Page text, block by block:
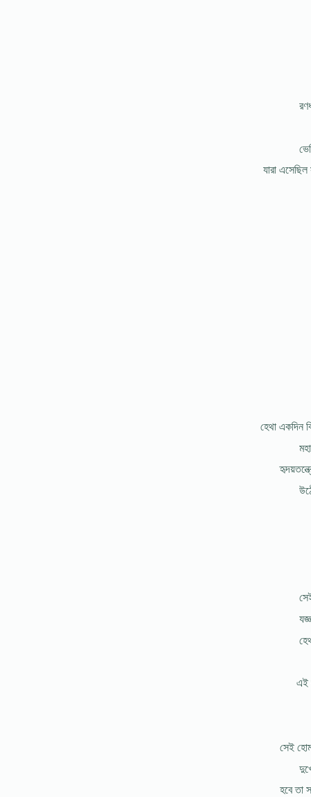
যারা এসেছিল
হেথা একদিন
এই
সেই
হবে তা